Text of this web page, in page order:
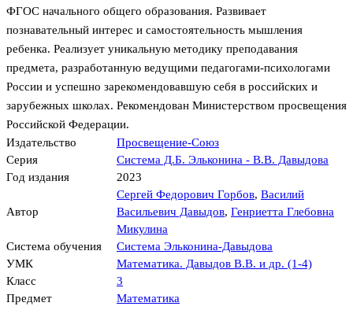
ФГОС начального общего образования. Развивает
познавательный интерес и самостоятельность мышления
ребенка. Реализует уникальную методику преподавания
предмета, разработанную ведущими педагогами-психологами
России и успешно зарекомендовавшую себя в российских и
зарубежных школах. Рекомендован Министерством просвещения
Российской Федерации.
Издательство
Просвещение-Союз
Серия
Система Д.Б. Эльконина - В.В. Давыдова
Год издания
2023
Автор
Сергей Федорович Горбов, Василий
Васильевич Давыдов, Генриетта Глебовна
Микулина
Система обучения
Система Эльконина-Давыдова
УМК
Математика. Давыдов В.В. и др. (1-4)
Класс
3
Предмет
Математика